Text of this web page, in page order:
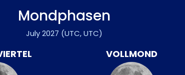
Mondphasen
July 2027 (UTC, UTC)
VOLLMOND